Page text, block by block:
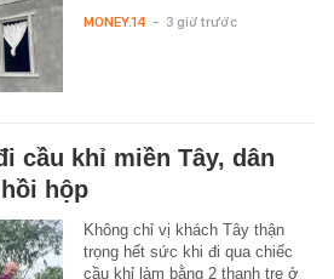
MONEY.14 - 3 giờ trước
cầu khỉ miền Tây, dân
hộp
Không chỉ vị khách Tây thận
trọng hết sức khi đi qua chiếc
cầu khỉ làm bằng 2 thanh tre ở